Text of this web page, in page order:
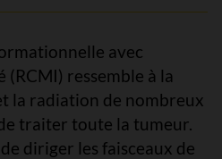
avec
ressemble à la
la radiation de nombreux
traiter toute la tumeur.
diriger les faisceaux de